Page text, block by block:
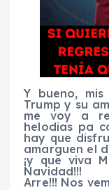
Y bueno,
Trump y su
me voy a
helodias pa
hay que
amarguen el
¡y que viva
Navidad!!!
Arre!!! Nos